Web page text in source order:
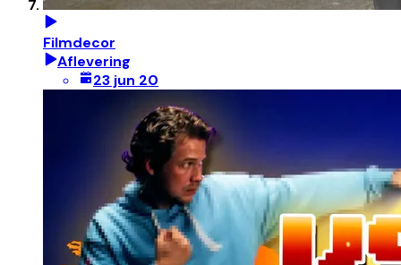
Filmdecor
Aflevering
23 jun 20